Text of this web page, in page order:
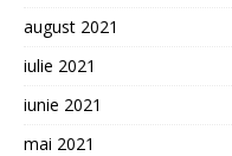
august 2021
iulie 2021
iunie 2021
mai 2021